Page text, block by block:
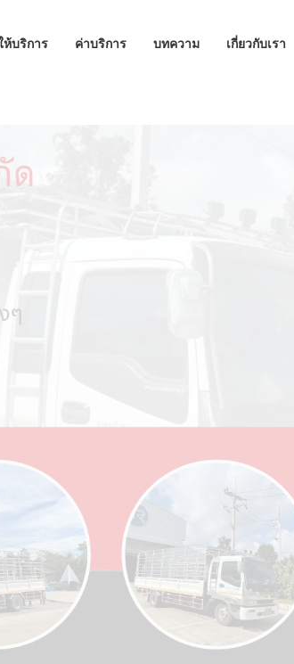
ห้บริการ ค่าบริการ บทความ เกี่ยวกับเรา